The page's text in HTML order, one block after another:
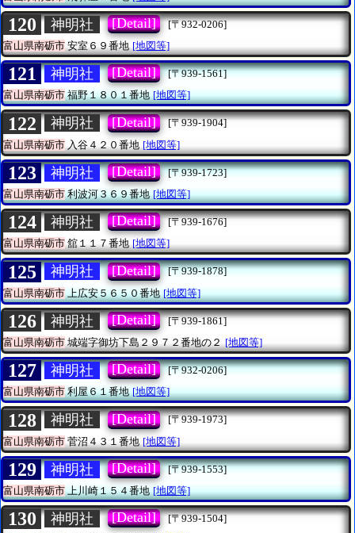
120 神明社 [Detail]
[〒932-0206]
富山県南砺市安室６９番地 [地図等]
121 神明社 [Detail]
[〒939-1561]
富山県南砺市福野１８０１番地 [地図等]
122 神明社 [Detail]
[〒939-1904]
富山県南砺市 入谷４２０番地 [地図等]
123 神明社 [Detail]
[〒939-1723]
富山県南砺市利波河３６９番地 [地図等]
124 神明社 [Detail]
[〒939-1676]
富山県南砺市舘１１７番地 [地図等]
125 神明社 [Detail]
[〒939-1878]
富山県南砺市上広安５６５０番地 [地図等]
126 神明社 [Detail]
[〒939-1861]
富山県南砺市城端字御坊下島２９７２番地の２ [地図等]
127 神明社 [Detail]
[〒932-0206]
富山県南砺市利屋６１番地 [地図等]
128 神明社 [Detail]
[〒939-1973]
富山県南砺市 菅沼４３１番地 [地図等]
129 神明社 [Detail]
[〒939-1553]
富山県南砺市上川崎１５４番地 [地図等]
130 神明社 [Detail]
[〒939-1504]